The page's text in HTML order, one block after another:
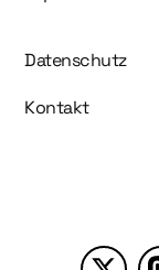
Datenschutz
Kontakt